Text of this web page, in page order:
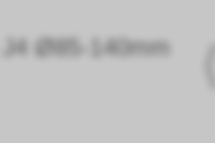
Ø85-140mm